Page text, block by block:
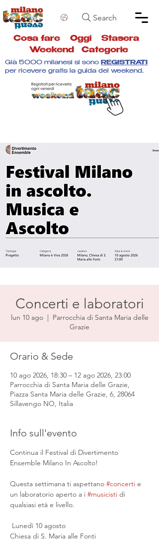
Search
Cosa fare Oggi Stasera
Weekend
Categorie
Già 5000 milanesi si sono REGISTRATI
per ricevere gratis la guida del weekend.
Concerti e laboratori
lun 10 ago
  |
Parrocchia di Santa Maria delle
Grazie
Orario & Sede
10 ago 2026, 18:30 – 12 ago 2026, 23:00
Parrocchia di Santa Maria delle Grazie,
Piazza Santa Maria delle Grazie, 6, 28064
Sillavengo NO, Italia
Info sull'evento
Continua il Festival di Divertimento
Ensemble Milano In Ascolto!
Questa settimana ti aspettano #concerti e
un laboratorio aperto a i #musicisti di
qualsiasi età e livello.
Lunedì 10 agosto
Chiesa di S. Maria alle Fonti